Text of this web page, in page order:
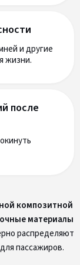
и другие
жизни.
после
композитной
материалы
распределяют
пассажиров.